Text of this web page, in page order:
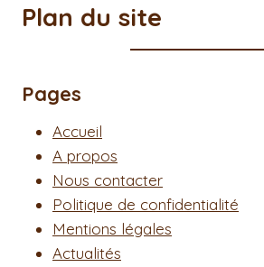
Plan du site
Pages
Accueil
A propos
Nous contacter
Politique de confidentialité
Mentions légales
Actualités